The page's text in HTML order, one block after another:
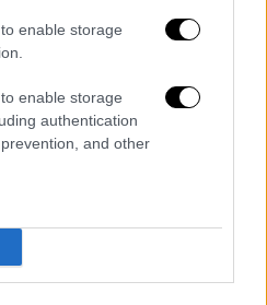
enable storage
enable storage
authentication
and other